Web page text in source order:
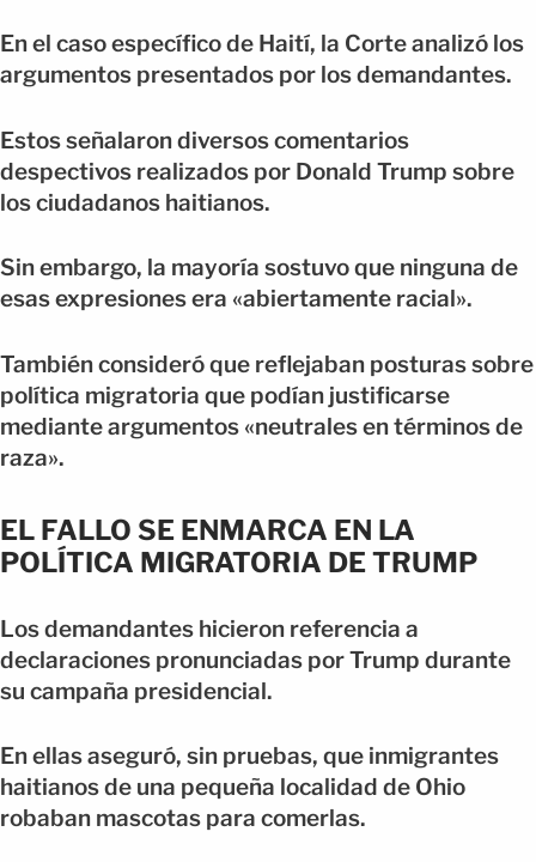
En el caso específico de Haití, la Corte analizó los
argumentos presentados por los demandantes.
Estos señalaron diversos comentarios
despectivos realizados por Donald Trump sobre
los ciudadanos haitianos.
Sin embargo, la mayoría sostuvo que ninguna de
esas expresiones era «abiertamente racial».
También consideró que reflejaban posturas sobre
política migratoria que podían justificarse
mediante argumentos «neutrales en términos de
raza».
EL FALLO SE ENMARCA EN LA
POLÍTICA MIGRATORIA DE TRUMP
Los demandantes hicieron referencia a
declaraciones pronunciadas por Trump durante
su campaña presidencial.
En ellas aseguró, sin pruebas, que inmigrantes
haitianos de una pequeña localidad de Ohio
robaban mascotas para comerlas.